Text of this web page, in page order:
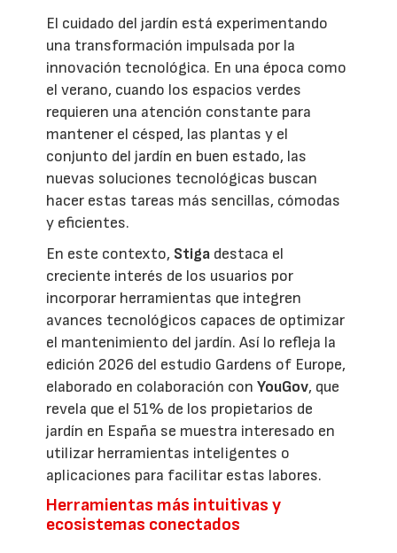
El cuidado del jardín está experimentando
una transformación impulsada por la
innovación tecnológica. En una época como
el verano, cuando los espacios verdes
requieren una atención constante para
mantener el césped, las plantas y el
conjunto del jardín en buen estado, las
nuevas soluciones tecnológicas buscan
hacer estas tareas más sencillas, cómodas
y eficientes.
En este contexto, Stiga destaca el
creciente interés de los usuarios por
incorporar herramientas que integren
avances tecnológicos capaces de optimizar
el mantenimiento del jardín. Así lo refleja la
edición 2026 del estudio Gardens of Europe,
elaborado en colaboración conYouGov, que
revela que el 51% de los propietarios de
jardín en España se muestra interesado en
utilizar herramientas inteligentes o
aplicaciones para facilitar estas labores.
Herramientas más intuitivas y
ecosistemas conectados